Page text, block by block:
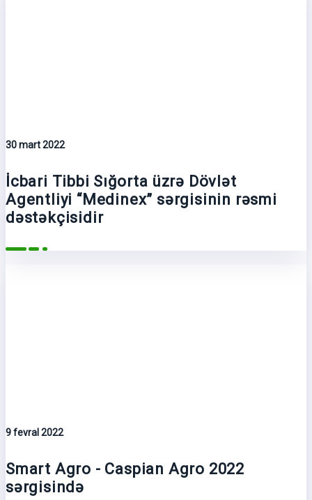
30 mart 2022
İcbari Tibbi Sığorta üzrə Dövlət
Agentliyi “Medinex” sərgisinin rəsmi
dəstəkçisidir
9 fevral 2022
Smart Agro - Caspian Agro 2022
sərgisində